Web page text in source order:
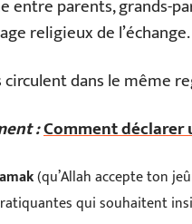
parents, grands-
religieux de l’échange.
circulent dans le même
:Comment déclarer
(qu’Allah accepte ton
qui souhaitent